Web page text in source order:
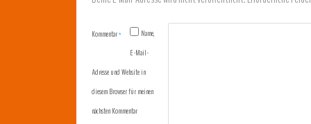
Kommentar*
Name,
E-Mail-
Adresse und Website in
diesem Browser für meinen
nächsten Kommentar